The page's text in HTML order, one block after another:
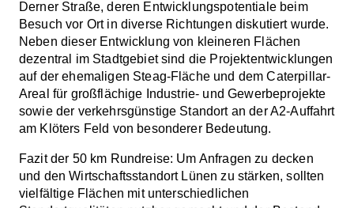
Derner Straße, deren Entwicklungspotentiale beim
Besuch vor Ort in diverse Richtungen diskutiert wurde.
Neben dieser Entwicklung von kleineren Flächen
dezentral im Stadtgebiet sind die Projektentwicklungen
auf der ehemaligen Steag-Fläche und dem Caterpillar-
Areal für großflächige Industrie- und Gewerbeprojekte
sowie der verkehrsgünstige Standort an der A2-Auffahrt
am Klöters Feld von besonderer Bedeutung.
Fazit der 50 km Rundreise: Um Anfragen zu decken
und den Wirtschaftsstandort Lünen zu stärken, sollten
vielfältige Flächen mit unterschiedlichen